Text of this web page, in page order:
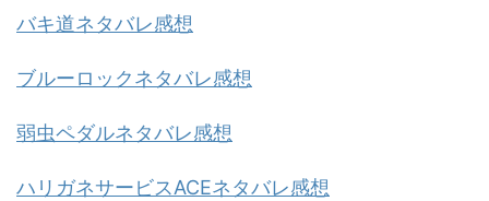
バキ道ネタバレ感想
ブルーロックネタバレ感想
弱虫ペダルネタバレ感想
ハリガネサービスACEネタバレ感想